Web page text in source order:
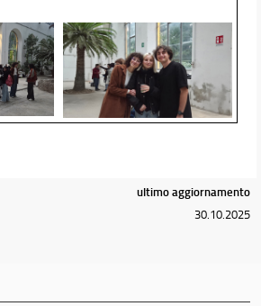
ultimo aggiornamento
30.10.2025